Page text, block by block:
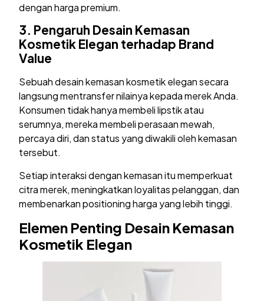
dengan harga premium.
3. Pengaruh Desain Kemasan
Kosmetik Elegan terhadap Brand
Value
Sebuah desain kemasan kosmetik elegan secara
langsung mentransfer nilainya kepada merek Anda.
Konsumen tidak hanya membeli lipstik atau
serumnya, mereka membeli perasaan mewah,
percaya diri, dan status yang diwakili oleh kemasan
tersebut.
Setiap interaksi dengan kemasan itu memperkuat
citra merek, meningkatkan loyalitas pelanggan, dan
membenarkan positioning harga yang lebih tinggi.
Elemen Penting Desain Kemasan
Kosmetik Elegan